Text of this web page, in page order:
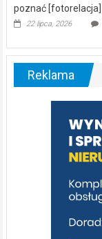
poznać [fotorelacja]
22 lipca, 2026
Reklama